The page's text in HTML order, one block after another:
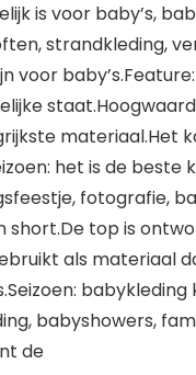
is voor baby’s,
strandkleding,
voor
materiaal.Het
het is de beste
fotografie,
short.De top is
als materiaal
babyshowers,
de